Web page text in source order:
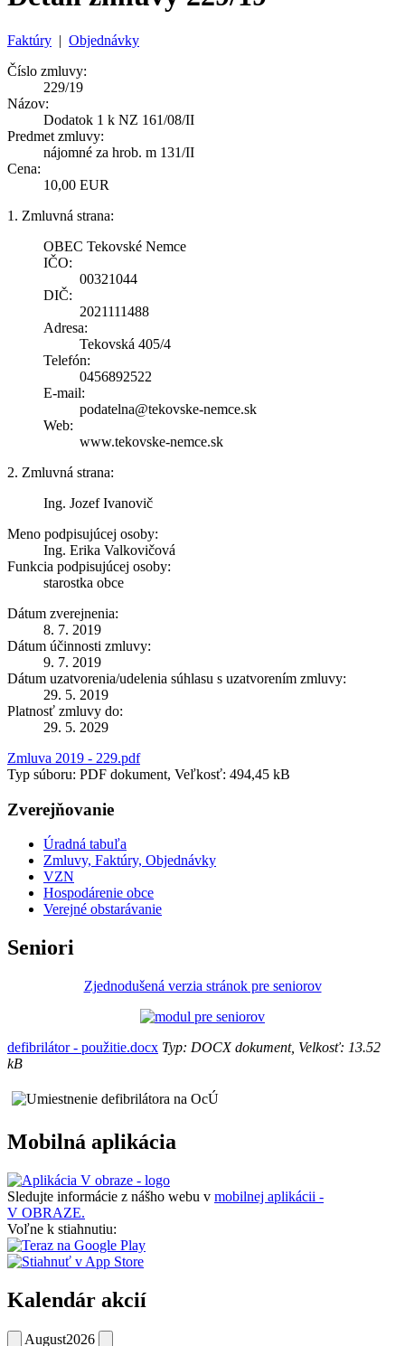
Faktúry | Objednávky
Číslo zmluvy:
229/19
Názov:
Dodatok 1 k NZ 161/08/II
Predmet zmluvy:
nájomné za hrob. m 131/II
Cena:
10,00 EUR
1. Zmluvná strana:
OBEC Tekovské Nemce
IČO:
00321044
DIČ:
2021111488
Adresa:
Tekovská 405/4
Telefón:
0456892522
E-mail:
podatelna@tekovske-nemce.sk
Web:
www.tekovske-nemce.sk
2. Zmluvná strana:
Ing. Jozef Ivanovič
Meno podpisujúcej osoby:
Ing. Erika Valkovičová
Funkcia podpisujúcej osoby:
starostka obce
Dátum zverejnenia:
8. 7. 2019
Dátum účinnosti zmluvy:
9. 7. 2019
Dátum uzatvorenia/udelenia súhlasu s uzatvorením zmluvy:
29. 5. 2019
Platnosť zmluvy do:
29. 5. 2029
Zmluva 2019 - 229.pdf
Typ súboru: PDF dokument, Veľkosť: 494,45 kB
Zverejňovanie
Úradná tabuľa
Zmluvy, Faktúry, Objednávky
VZN
Hospodárenie obce
Verejné obstarávanie
Seniori
Zjednodušená verzia stránok pre seniorov
defibrilátor - použitie.docx Typ: DOCX dokument, Velkosť: 13.52
kB
Mobilná aplikácia
Sledujte informácie z nášho webu v mobilnej aplikácii -
V OBRAZE.
Voľne k stiahnutiu:
Kalendár akcií
August2026